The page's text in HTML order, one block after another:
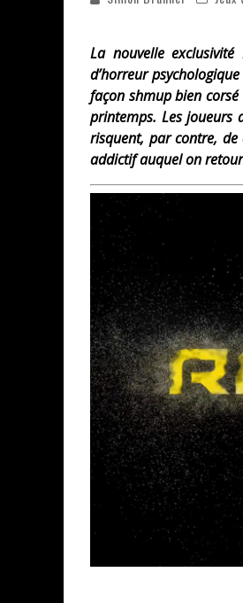
La nouvelle
d’horreur
façon shmup bien
printemps. Les joueurs
risquent, par contre,
addictif auquel on